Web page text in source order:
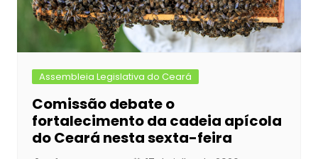
Assembleia Legislativa do Ceará
Comissão debate o
fortalecimento da cadeia apícola
do Ceará nesta sexta-feira